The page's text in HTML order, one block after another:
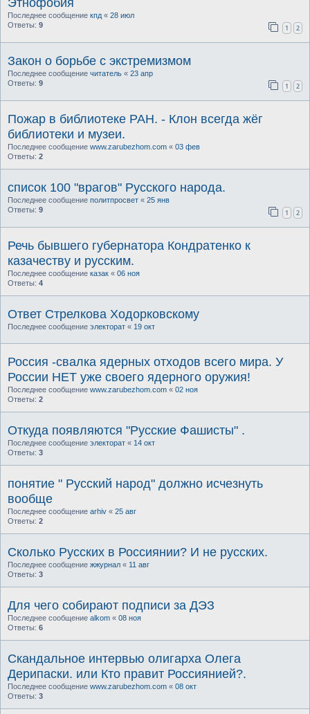
Этнофобия
Последнее сообщение кпд « 28 июл
Ответы: 9 1 2
Закон о борьбе с экстремизмом
Последнее сообщение читатель « 23 апр
Ответы: 9 1 2
Пожар в библиотеке РАН. - Клон всегда жёг
библиотеки и музеи.
Последнее сообщение www.zarubezhom.com « 03 фев
Ответы: 2
список 100 "врагов" Русского народа.
Последнее сообщение политпросвет « 25 янв
Ответы: 9 1 2
Речь бывшего губернатора Кондратенко к
казачеству и русским.
Последнее сообщение казак « 06 ноя
Ответы: 4
Ответ Стрелкова Ходорковскому
Последнее сообщение электорат « 19 окт
Россия -свалка ядерных отходов всего мира. У
России НЕТ уже своего ядерного оружия!
Последнее сообщение www.zarubezhom.com « 02 ноя
Ответы: 2
Откуда появляются "Русские Фашисты" .
Последнее сообщение электорат « 14 окт
Ответы: 3
понятие " Русский народ" должно исчезнуть
вообще
Последнее сообщение arhiv « 25 авг
Ответы: 2
Сколько Русских в Россиянии? И не русских.
Последнее сообщение жжурнал « 11 авг
Ответы: 3
Для чего собирают подписи за ДЭЗ
Последнее сообщение alkom « 08 ноя
Ответы: 6
Скандальное интервью олигарха Олега
Дерипаски. или Кто правит Россиянией?.
Последнее сообщение www.zarubezhom.com « 08 окт
Ответы: 3